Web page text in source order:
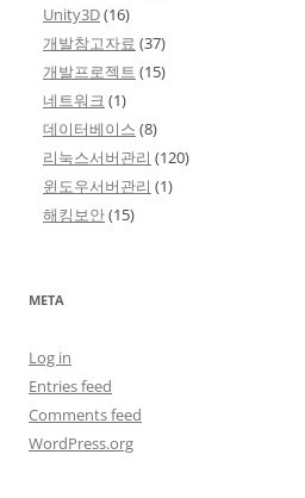
Unity3D(16)
개발참고자료 (37)
개발프로젝트 (15)
네트워크 (1)
데이터베이스 (8)
리눅스서버관리 (120)
윈도우서버관리 (1)
해킹보안(15)
META
Log in
Entries feed
Comments feed
WordPress.org